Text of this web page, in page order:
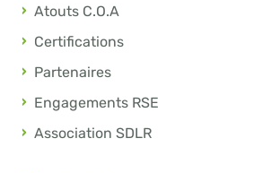
Atouts C.O.A
Certifications
Partenaires
Engagements RSE
Association SDLR